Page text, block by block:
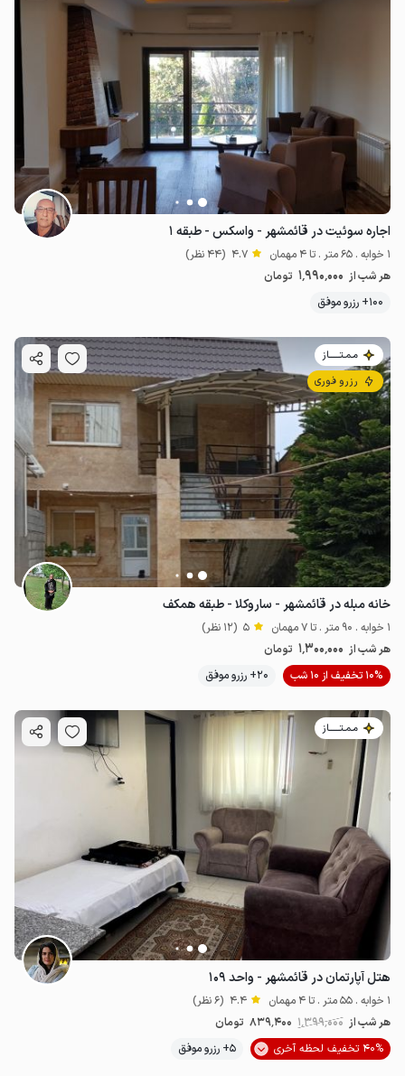
اجاره سوئیت در قائمشهر - واسکس - طبقه ۱
1 خوابه . 65 متر . تا 4 مهمان 4.7 (44 نظر)
هر شب از 1٬990٬000 تومان
100+ رزرو موفق
مـمـتــــــاز
رزرو فوری
خانه مبله در قائمشهر - ساروکلا - طبقه همکف
1 خوابه . 90 متر . تا 7 مهمان 5 (12 نظر)
هر شب از 1٬300٬000 تومان
10% تخفیف از 10 شب
20+ رزرو موفق
مـمـتــــــاز
هتل آپارتمان در قائمشهر - واحد ۱۰۹
1 خوابه . 55 متر . تا 4 مهمان 4.4 (6 نظر)
هر شب از 1٬399٬000 839٬400 تومان
40% تخفیف لحظه آخری
5+ رزرو موفق